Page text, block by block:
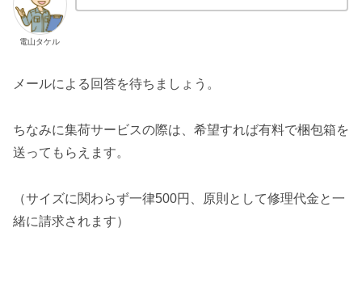
電山タケル
メールによる回答を待ちましょう。
ちなみに集荷サービスの際は、希望すれば有料で梱包箱を
送ってもらえます。
（サイズに関わらず一律500円、原則として修理代金と一
緒に請求されます）